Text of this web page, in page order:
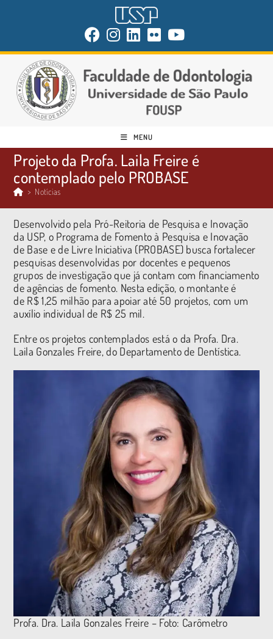
MENU
Projeto da Profa. Laila Freire é
contemplado pelo PROBASE
> Notícias
Desenvolvido pela Pró-Reitoria de Pesquisa e Inovação
da USP, o Programa de Fomento à Pesquisa e Inovação
de Base e de Livre Iniciativa (PROBASE) busca fortalecer
pesquisas desenvolvidas por docentes e pequenos
grupos de investigação que já contam com financiamento
de agências de fomento. Nesta edição, o montante é
de R$ 1,25 milhão para apoiar até 50 projetos, com um
auxílio individual de R$ 25 mil.
Entre os projetos contemplados está o da Profa. Dra.
Laila Gonzales Freire, do Departamento de Dentística.
Profa. Dra. Laila Gonzales Freire – Foto: Carômetro